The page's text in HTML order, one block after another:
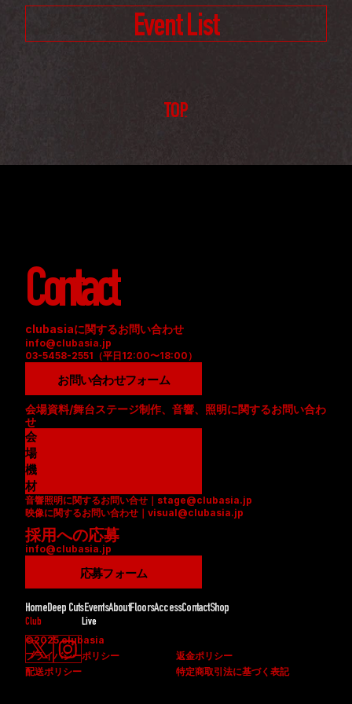
Event List
TOP
Contact
clubasiaに関するお問い合わせ
info@clubasia.jp
03-5458-2551（平日12:00〜18:00）
お問い合わせフォーム
会場資料/舞台ステージ制作、音響、照明に関するお問い合わ
せ
会
場
資
料
(
P
D
F
機
材
リ
ス
ト
(
D
F
)
音響照明に関するお問い合せ｜stage@clubasia.jp
映像に関するお問い合わせ｜visual@clubasia.jp
採用への応募
info@clubasia.jp
応募フォーム
HomeDeep CutsEventsAboutFloorsAccessContactShop
Club Live
©2025 clubasia
プライバシーポリシー
返金ポリシー
配送ポリシー
特定商取引法に基づく表記